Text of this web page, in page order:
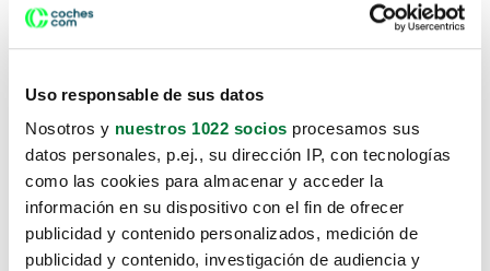
Uso responsable de sus datos
Nosotros y nuestros 1022 socios procesamos sus
datos personales, p.ej., su dirección IP, con tecnologías
como las cookies para almacenar y acceder la
información en su dispositivo con el fin de ofrecer
publicidad y contenido personalizados, medición de
publicidad y contenido, investigación de audiencia y
Lo sentimos, no sabemos como
te hemos traido hasta aquí.